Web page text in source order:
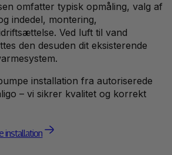
omfatter typisk opmåling, valg af
indedel, montering,
Ved luft til vand
den desuden dit eksisterende
installation fra autoriserede
– vi sikrer kvalitet og korrekt
installation